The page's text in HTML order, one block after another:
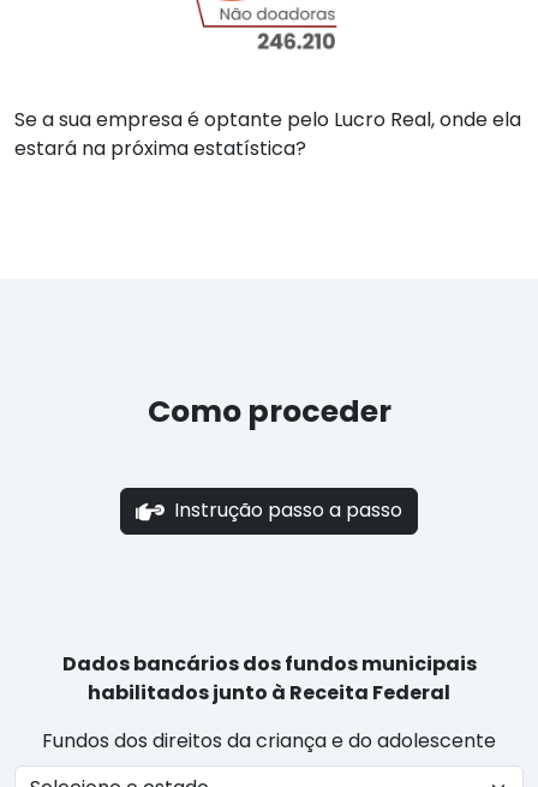
Se a sua empresa é optante pelo Lucro Real, onde ela
estará na próxima estatística?
Como proceder
Instrução passo a passo
Dados bancários dos fundos municipais
habilitados junto à Receita Federal
Fundos dos direitos da criança e do adolescente